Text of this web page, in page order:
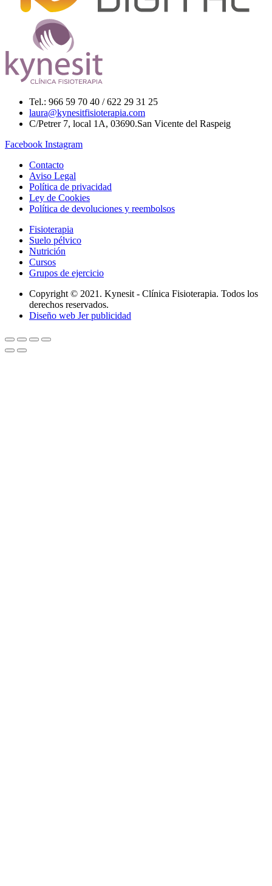
Tel.: 966 59 70 40 / 622 29 31 25
laura@kynesitfisioterapia.com
C/Petrer 7, local 1A, 03690.San Vicente del Raspeig
Facebook Instagram
Contacto
Aviso Legal
Política de privacidad
Ley de Cookies
Política de devoluciones y reembolsos
Fisioterapia
Suelo pélvico
Nutrición
Cursos
Grupos de ejercicio
Copyright © 2021. Kynesit - Clínica Fisioterapia. Todos los
derechos reservados.
Diseño web Jer publicidad